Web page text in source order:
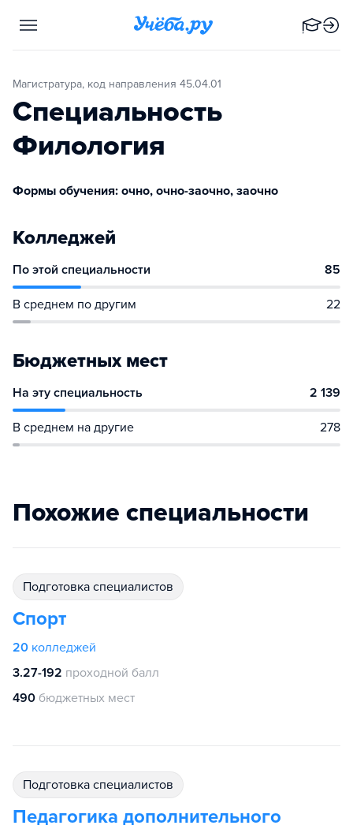
Магистратура, код направления 45.04.01
Специальность
Филология
Формы обучения: очно, очно-заочно, заочно
Колледжей
По этой специальности 85
В среднем по другим 22
Бюджетных мест
На эту специальность 2 139
В среднем на другие 278
Похожие специальности
подготовка специалистов
Спорт
20 колледжей
3.27-192 проходной балл
490 бюджетных мест
подготовка специалистов
Педагогика дополнительного